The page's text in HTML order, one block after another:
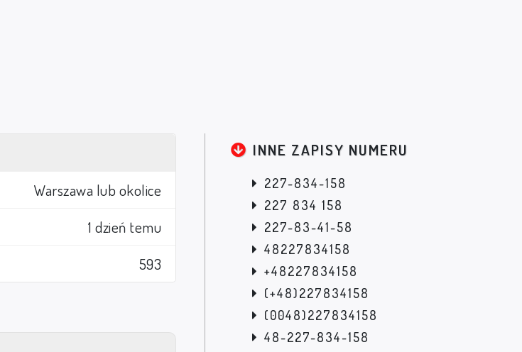
Warszawa lub okolice
1 dzień temu
593
INNE ZAPISY NUMERU
227-834-158
227 834 158
227-83-41-58
48227834158
+48227834158
(+48)227834158
(0048)227834158
48-227-834-158